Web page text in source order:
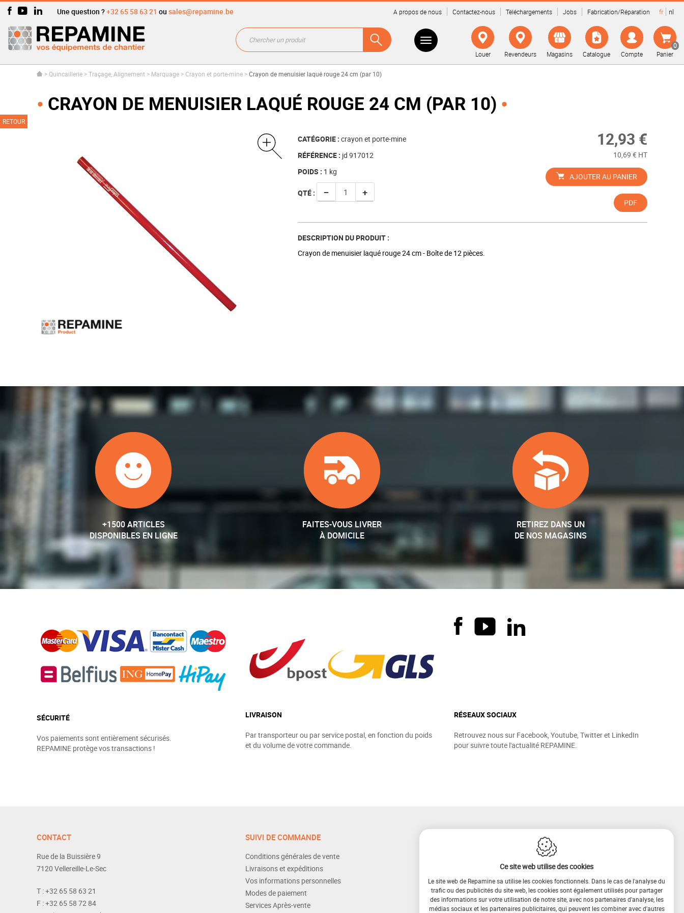
Une question ?+32 65 58 63 21 ou sales@repamine.be A propos de nous Contactez-nous Téléchargements Jobs Fabrication/Réparation fr nl
0
Panier
Compte
Catalogue
Magasins
Revendeurs
Louer
>Quincaillerie >Traçage, Alignement > Marquage > Crayon et porte-mine >Crayon de menuisier laqué rouge 24 cm (par 10)
CRAYON DE MENUISIER LAQUÉ ROUGE 24 CM (PAR 10)
CATÉGORIE : crayon et porte-mine
RÉFÉRENCE : jd 917012
POIDS : 1 kg
QTÉ : − +
12,93 €
10,69 € HT
AJOUTER AU PANIER
PDF
DESCRIPTION DU PRODUIT :
Crayon de menuisier laqué rouge 24 cm - Boîte de 12 pièces.
RETOUR
+1500 ARTICLES
DISPONIBLES EN LIGNE
FAITES-VOUS LIVRER
À DOMICILE
RETIREZ DANS UN
DE NOS MAGASINS
SÉCURITÉ
Vos paiements sont entièrement sécurisés.
REPAMINE protège vos transactions !
LIVRAISON
Par transporteur ou par service postal, en fonction du poids
et du volume de votre commande.
RÉSEAUX SOCIAUX
Retrouvez nous sur Facebook, Youtube, Twitter et LinkedIn
pour suivre toute l'actualité REPAMINE.
CONTACT
Rue de la Buissière 9
7120 Vellereille-Le-Sec
T :+32 65 58 63 21
F :+32 65 58 72 84
SUIVI DE COMMANDE
Conditions générales de vente
Livraisons et expéditions
Vos informations personnelles
Modes de paiement
Services Après-vente
Ce site web utilise des cookies
Le site web de Repamine sa utilise les cookies fonctionnels. Dans le cas de l'analyse du
trafic ou des publicités du site web, les cookies sont également utilisés pour partager
des informations sur votre utilisation de notre site, avec nos partenaires d'analyse, les
médias sociaux et les partenaires publicitaires, qui peuvent les combiner avec d'autres